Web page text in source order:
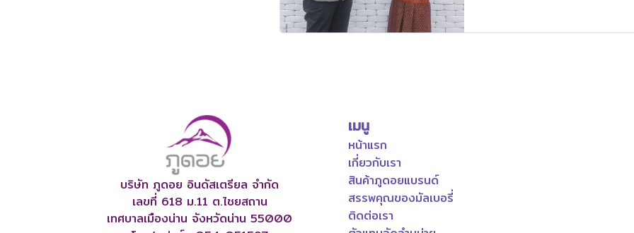
บริษัท ภูดอย อินดัสเตรียล จำกัด
เลขที่ 618 ม.11 ต.ไชยสถาน
เทศบาลเมืองน่าน จังหวัดน่าน 55000
เมนู
หน้าแรก
เกี่ยวกับเรา
สินค้าภูดอยแบรนด์
สรรพคุณของมัลเบอรี่
ติดต่อเรา